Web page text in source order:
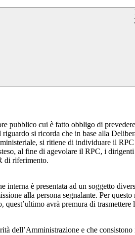
pubblico cui è fatto obbligo di
si ricorda che in base alla
si ritiene di individuare il
al fine di agevolare il RPC, i
di riferimento.
è presentata ad un soggetto
alla persona segnalante. Per
avrà premura di
dell’Amministrazione e che consistono